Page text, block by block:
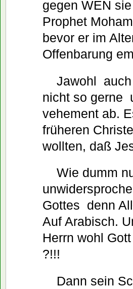
gegen WEN
Prophet
bevor er im
Offenbarung
Jawohl 
nicht so gerne
vehement ab.
früheren
wollten, daß
Wie dumm
Gottes  denn
Auf Arabisch.
Herrn wohl
?!!!
Dann sein